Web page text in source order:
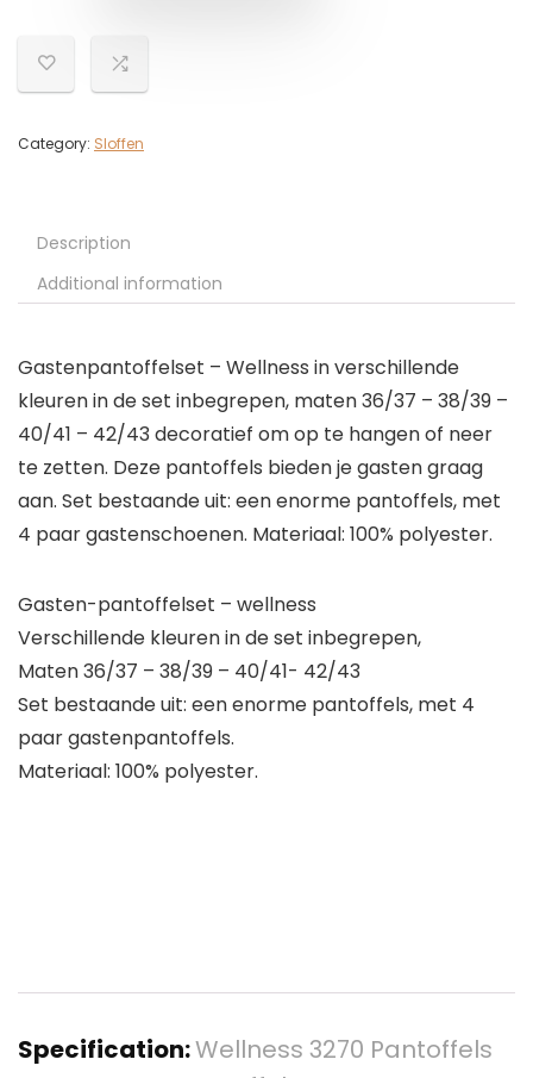
Category: Sloffen
Description
Additional information
Gastenpantoffelset – Wellness in verschillende
kleuren in de set inbegrepen, maten 36/37 – 38/39 –
40/41 – 42/43 decoratief om op te hangen of neer
te zetten. Deze pantoffels bieden je gasten graag
aan. Set bestaande uit: een enorme pantoffels, met
4 paar gastenschoenen. Materiaal: 100% polyester.
Gasten-pantoffelset – wellness
Verschillende kleuren in de set inbegrepen,
Maten 36/37 – 38/39 – 40/41- 42/43
Set bestaande uit: een enorme pantoffels, met 4
paar gastenpantoffels.
Materiaal: 100% polyester.
Specification:Wellness 3270 Pantoffels